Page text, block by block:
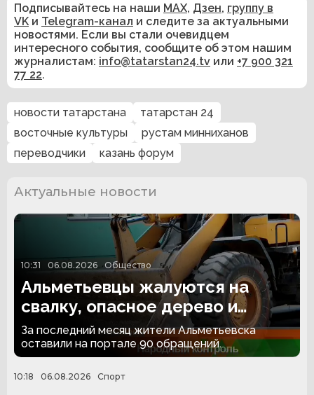
Подписывайтесь на наши MAX, Дзен, группу в
VK и Telegram-канал и следите за актуальными
новостями. Если вы стали очевидцем
интересного события, сообщите об этом нашим
журналистам: info@tatarstan24.tv или +7 900 321
77 22.
новости татарстана
татарстан 24
восточные культуры
рустам минниханов
переводчики
казань форум
Актуальные новости
10:31 06.08.2026 Общество
Альметьевцы жалуются на
свалку, опасное дерево и
парковку без асфальта
За последний месяц жители Альметьевска
оставили на портале 90 обращений.
10:18 06.08.2026 Спорт